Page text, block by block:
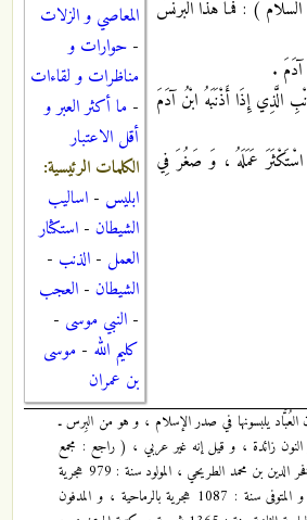
المعاصي و الزلات
- حوارات و
مناظرات و لقاءات
- ما أكثر العبر و
أقل الاعتبار
الكلمات الرئيسية:
ابليس - اساليب
الشيطان - استكثار
العمل - الذنب -
الشيطان - العجب
- النبي موسى -
كليم الله - موسى
بن عمران
) : فَمَا هَذَا الْبُرْنُسُ
.
الَّذِي إِذَا أَذْنَبَهُ ابْنُ آدَمَ
عَمَلَهُ ، وَ صَغُرَ فِي
العُبَّاد يلبسونها في صدر الإسلام ، و هو من البِرس ـ
زائدة ، و قيل إنه غير عربي ، ( راجع : مجمع
البحرين : 4 / 52 ، للعلامة فخر الدين بن محمد الطريحي ، المولود سنة : 979 هجرية
بالنجف الأشرف / العراق ، و المتوفى سنة : 1087 هجرية بالرماحية ، و المدفون